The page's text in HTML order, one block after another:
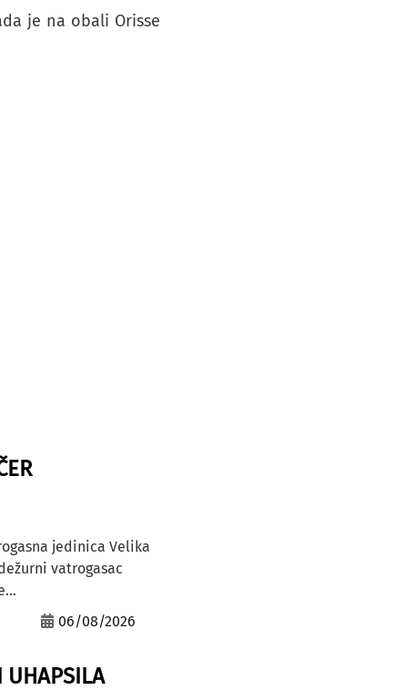
je na obali Orisse
jedinica Velika
vatrogasac
06/08/2026
UHAPSILA